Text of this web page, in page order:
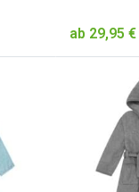
ab 29,95 €